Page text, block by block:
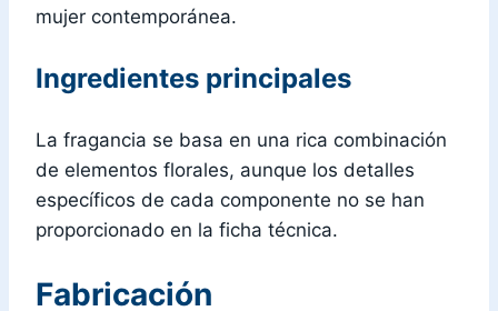
mujer contemporánea.
Ingredientes principales
La fragancia se basa en una rica combinación
de elementos florales, aunque los detalles
específicos de cada componente no se han
proporcionado en la ficha técnica.
Fabricación